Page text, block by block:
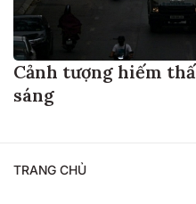
Cảnh tượng hiếm
sáng
TRANG CHỦ